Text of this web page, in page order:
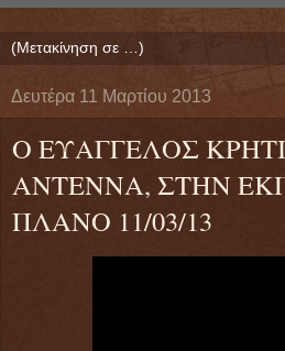
Δευτέρα 11 Μαρτίου 2013
Ο ΕΥΑΓΓΕΛΟΣ
ΑΝΤΕΝΝΑ, ΣΤΗΝ
ΠΛΑΝΟ 11/03/13